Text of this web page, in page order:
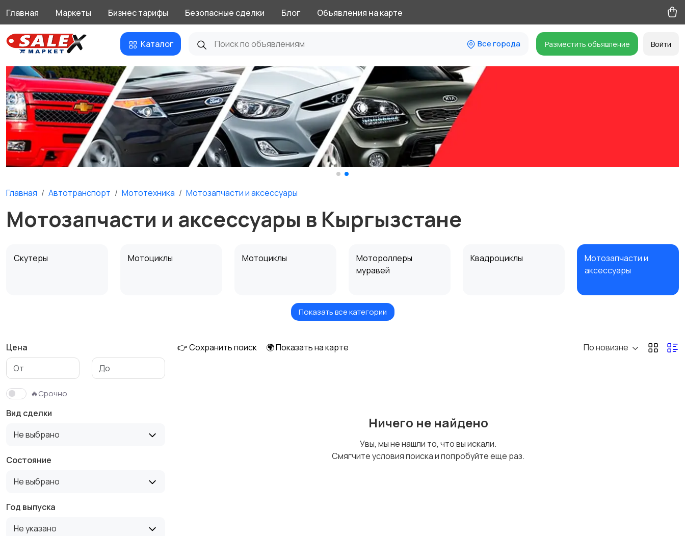
Главная Маркеты Бизнес тарифы Безопасные сделки Блог Объявления на карте
Каталог Все города Разместить объявление Войти
Главная Автотранспорт Мототехника Мотозапчасти и аксессуары
Мотозапчасти и аксессуары в Кыргызстане
Скутеры Мотоциклы Мотоциклы
Мотороллеры
муравей
Квадроциклы
Мотозапчасти и
аксессуары
Другая мототехникаПоказать все категории
Цена
🔥Срочно
Вид сделки
Не выбрано
Состояние
Не выбрано
Год выпуска
Не указано
👉 Сохранить поиск 🌍 Показать на карте По новизне
Ничего не найдено
Увы, мы не нашли то, что вы искали.
Смягчите условия поиска и попробуйте еще раз.